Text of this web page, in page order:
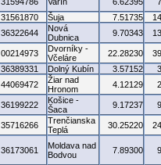
31561870 Šuja 7.51735
36322644
Nová
Dubnica
9.70343
00214973
Dvorníky -
Včeláre
22.28230
36389331 Dolný Kubín 3.57152
44069472
Žiar nad
Hronom
4.12129
36199222
Košice -
Šaca
9.17237
35716266
Trenčianska
Teplá
30.25220
36173061
Moldava nad
Bodvou
7.89300